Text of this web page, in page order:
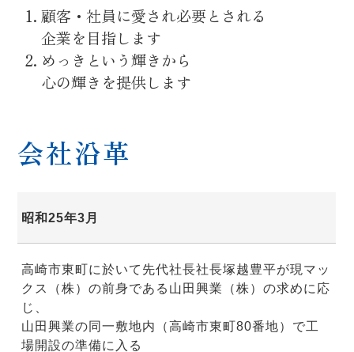
顧客・社員に愛され必要とされる
企業を目指します
めっきという輝きから
心の輝きを提供します
会社沿革
昭和25年3月
高崎市東町に於いて先代社長社長塚越豊平が現マッ
クス（株）の前身である山田興業（株）の求めに応
じ、
山田興業の同一敷地内（高崎市東町80番地）で工
場開設の準備に入る